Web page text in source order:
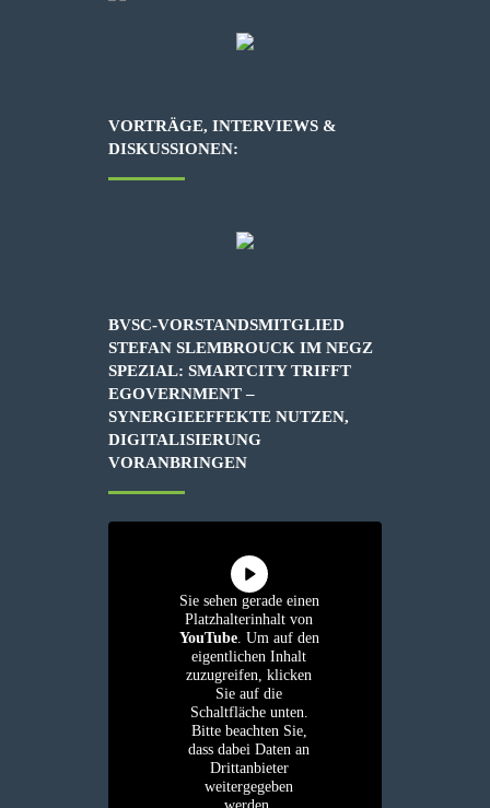
VORTRÄGE, INTERVIEWS &
DISKUSSIONEN:
BVSC-VORSTANDSMITGLIED
STEFAN SLEMBROUCK IM NEGZ
SPEZIAL: SMARTCITY TRIFFT
EGOVERNMENT –
SYNERGIEEFFEKTE NUTZEN,
DIGITALISIERUNG
VORANBRINGEN
Sie sehen gerade einen
Platzhalterinhalt von
YouTube. Um auf den
eigentlichen Inhalt
zuzugreifen, klicken
Sie auf die
Schaltfläche unten.
Bitte beachten Sie,
dass dabei Daten an
Drittanbieter
weitergegeben